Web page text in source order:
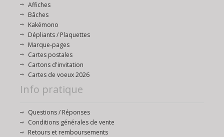
Affiches
Bâches
Kakémono
Dépliants / Plaquettes
Marque-pages
Cartes postales
Cartons d'invitation
Cartes de voeux 2026
Info pratique
Questions / Réponses
Conditions générales de vente
Retours et remboursements